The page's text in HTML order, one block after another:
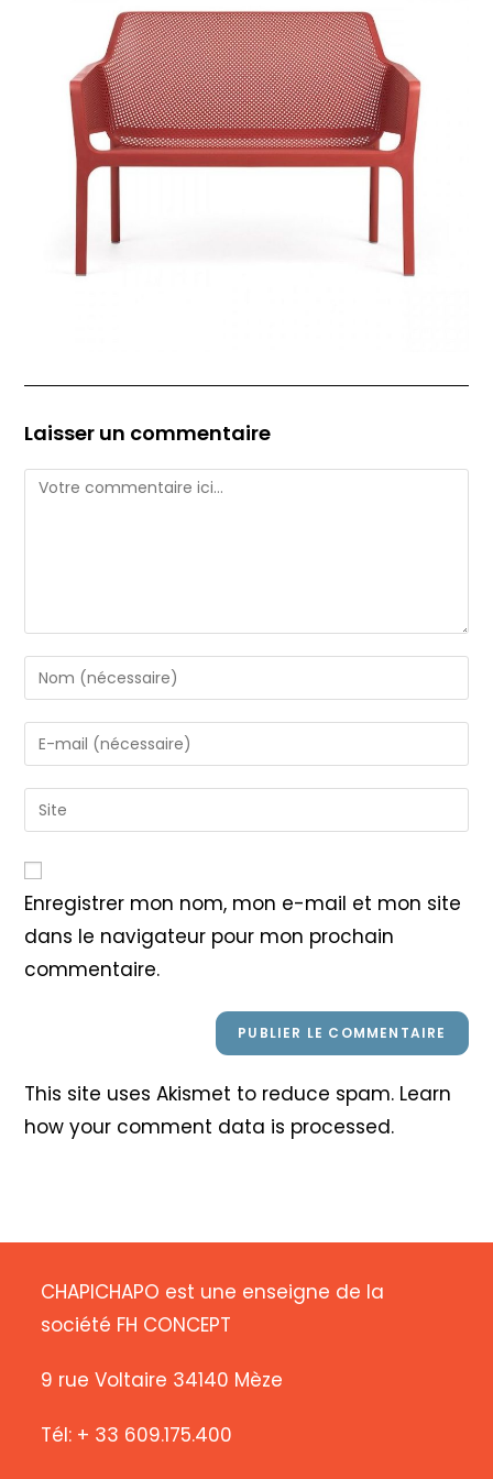
Laisser un commentaire
Comment
Enter
your
name
or
to
comment
Enter
your
email
address
Saisir
l’URL
votre
site
(facultatif)
Enregistrer mon nom, mon e-mail et mon site
dans le navigateur pour mon prochain
commentaire.
This site uses Akismet to reduce spam. Learn
how your comment data is processed.
CHAPICHAPO est une enseigne de la
société FH CONCEPT
9 rue Voltaire 34140 Mèze
Tél: + 33 609.175.400